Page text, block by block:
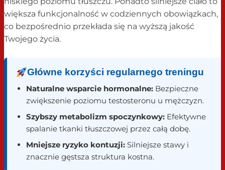
większa funkcjonalność w codziennych obowiązkach,
co bezpośrednio przekłada się na wyższą jakość
Twojego życia.
Główne korzyści regularnego treningu
Naturalne wsparcie hormonalne: Bezpieczne
zwiększenie poziomu testosteronu u mężczyzn.
Szybszy metabolizm spoczynkowy: Efektywne
spalanie tkanki tłuszczowej przez całą dobę.
Mniejsze ryzyko kontuzji: Silniejsze stawy i
znacznie gęstsza struktura kostna.